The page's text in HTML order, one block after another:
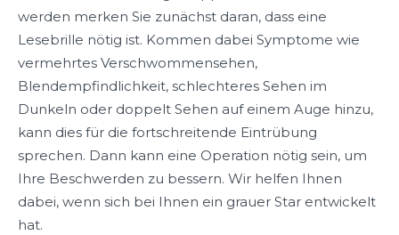
werden merken Sie zunächst daran, dass eine
Lesebrille nötig ist. Kommen dabei Symptome wie
vermehrtes Verschwommensehen,
Blendempfindlichkeit, schlechteres Sehen im
Dunkeln oder doppelt Sehen auf einem Auge hinzu,
kann dies für die fortschreitende Eintrübung
sprechen. Dann kann eine Operation nötig sein, um
Ihre Beschwerden zu bessern. Wir helfen Ihnen
dabei, wenn sich bei Ihnen ein grauer Star entwickelt
hat.